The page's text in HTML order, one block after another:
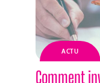
ACTU
Comment